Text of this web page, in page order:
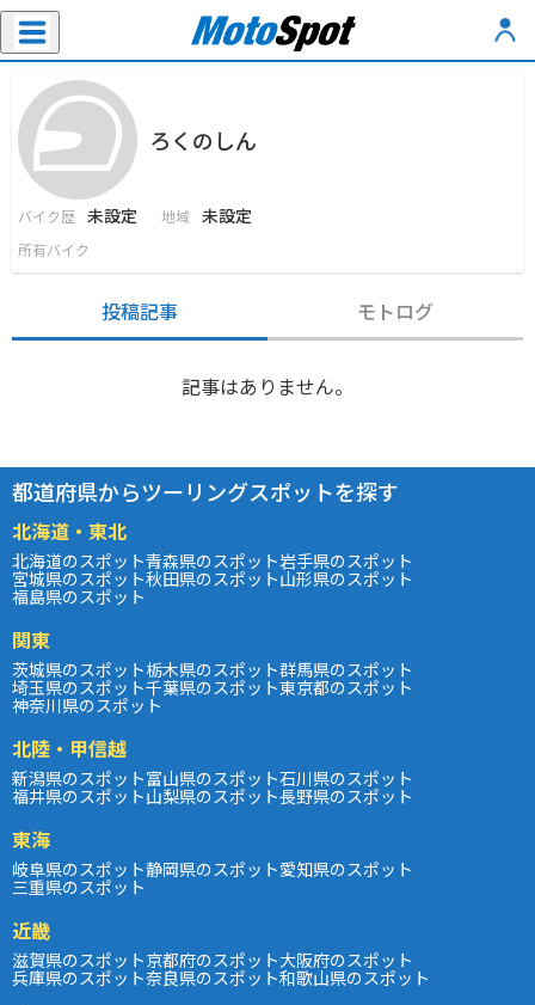
ろくのしん
バイク歴 未設定 地域 未設定
所有バイク
投稿記事 モトログ
記事はありません。
都道府県からツーリングスポットを探す
北海道・東北
北海道のスポット青森県のスポット岩手県のスポット
宮城県のスポット秋田県のスポット山形県のスポット
福島県のスポット
関東
茨城県のスポット栃木県のスポット群馬県のスポット
埼玉県のスポット千葉県のスポット東京都のスポット
神奈川県のスポット
北陸・甲信越
新潟県のスポット富山県のスポット石川県のスポット
福井県のスポット山梨県のスポット長野県のスポット
東海
岐阜県のスポット静岡県のスポット愛知県のスポット
三重県のスポット
近畿
滋賀県のスポット京都府のスポット大阪府のスポット
兵庫県のスポット奈良県のスポット和歌山県のスポット